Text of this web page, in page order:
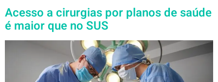
Acesso a cirurgias por planos de saúde
é maior que no SUS